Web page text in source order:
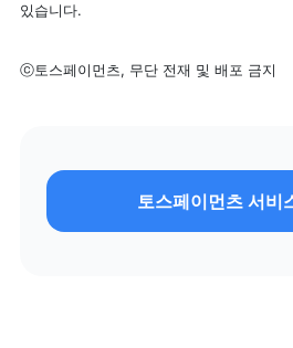
있습니다.
ⓒ토스페이먼츠, 무단 전재 및 배포 금지
토스페이먼츠 서비